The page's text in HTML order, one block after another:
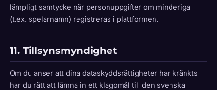
lämpligt samtycke när personuppgifter om minderiga
(t.ex. spelarnamn) registreras i plattformen.
11. Tillsynsmyndighet
Om du anser att dina dataskyddsrättigheter har kränkts
har du rätt att lämna in ett klagomål till den svenska